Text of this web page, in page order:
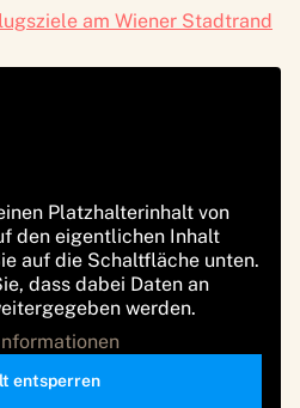
am Wiener Stadtrand
Platzhalterinhalt von
den eigentlichen Inhalt
auf die Schaltfläche unten.
dass dabei Daten an
werden.
entsperren